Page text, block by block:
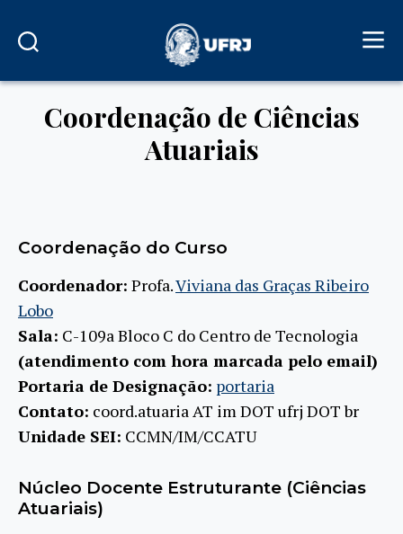
Coordenação de Ciências
Atuariais
Coordenação do Curso
Coordenador: Profa.Viviana das Graças Ribeiro
Lobo
Sala: C-109a Bloco C do Centro de Tecnologia
(atendimento com hora marcada pelo email)
Portaria de Designação: portaria
Contato: coord.atuaria AT im DOT ufrj DOT br
Unidade SEI: CCMN/IM/CCATU
Núcleo Docente Estruturante (Ciências
Atuariais)